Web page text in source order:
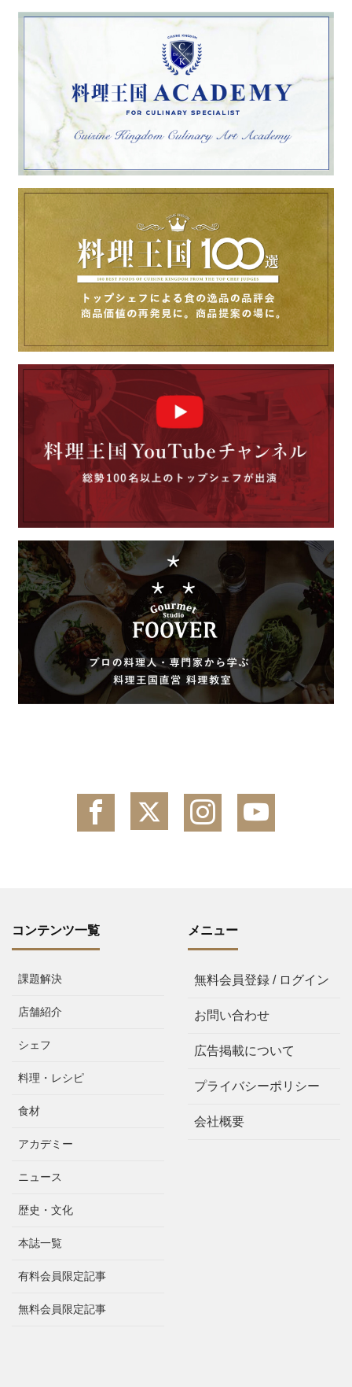
コンテンツ一覧
課題解決
店舗紹介
シェフ
料理・レシピ
食材
アカデミー
ニュース
歴史・文化
本誌一覧
有料会員限定記事
無料会員限定記事
メニュー
無料会員登録 / ログイン
お問い合わせ
広告掲載について
プライバシーポリシー
会社概要